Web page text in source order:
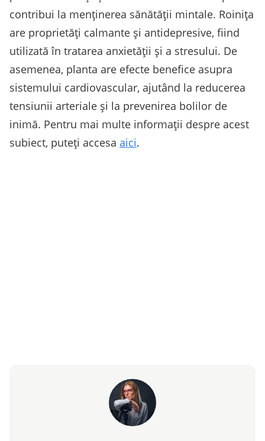
contribui la menținerea sănătății mintale. Roinița
are proprietăți calmante și antidepresive, fiind
utilizată în tratarea anxietății și a stresului. De
asemenea, planta are efecte benefice asupra
sistemului cardiovascular, ajutând la reducerea
tensiunii arteriale și la prevenirea bolilor de
inimă. Pentru mai multe informații despre acest
subiect, puteți accesa aici.